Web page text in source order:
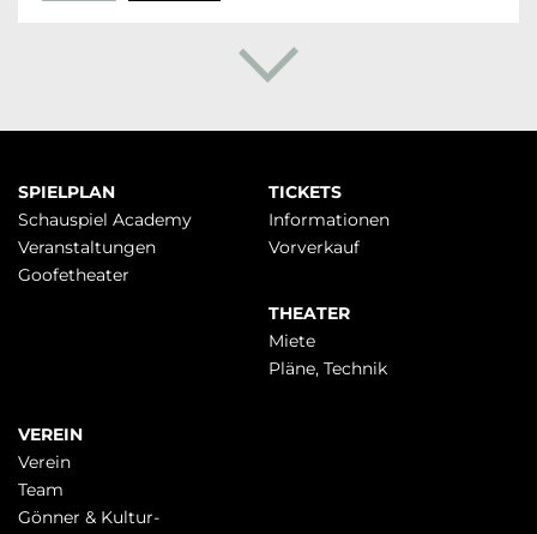
Navigation
überspringen
SPIELPLAN
Schauspiel Academy
Veranstaltungen
Goofetheater
TICKETS
Infor­mationen
Vorverkauf
THEATER
Miete
Pläne, Technik
VEREIN
Verein
Team
Gönner & Kultur-